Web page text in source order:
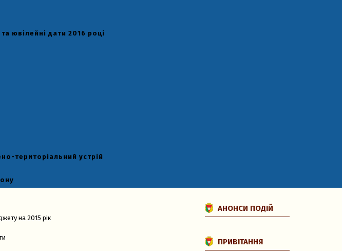
ювілейні дати 2016 році
територіальний устрій
на 2015 рік
АНОНСИ ПОДІЙ
ПРИВІТАННЯ